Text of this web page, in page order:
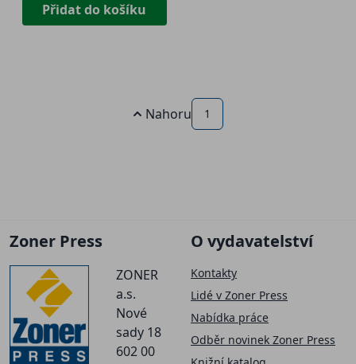
Přidat do košíku
Nahoru 1
Zoner Press
ZONER
a.s.
Nové
sady 18
602 00
O vydavatelství
Kontakty
Lidé v Zoner Press
Nabídka práce
Odběr novinek Zoner Press